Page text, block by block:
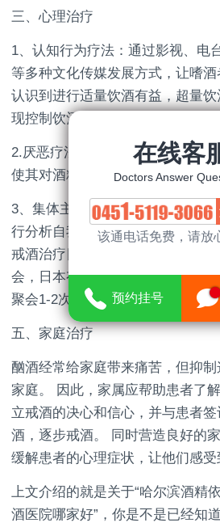
三、心理治疗
1、认知行为疗法：通过影视、电
等多种文化传媒发展方式，让嗜酒
认识到进行适量饮酒有益，超量
现控制饮酒量。
2.厌恶疗法:给嗜酒患者的饮酒行
使其对酒精产生厌恶反应，从而消
3、集体主义疗法：患者可成立以
行分析自我发展教育及互相监督
戒酒治疗目的。国外有各种形式
会，日本有民间的断酒会。这些
聚会1-2次，讨论戒酒方法，介绍
五、家庭治疗
酗酒经常给家庭带来痛苦，但抑制
家庭。 因此，家属应帮助患者了
立戒酒的决心和信心，并与患者
酒，逐步戒酒。 同时营造良好的
缓解患者的心理症状，让他们感受
上文介绍的就是关于“哈尔滨酒精
酒医院哪家好”，你是不是已经知
在线客
Doctors Answer
该通电话免费，请放
预约挂号